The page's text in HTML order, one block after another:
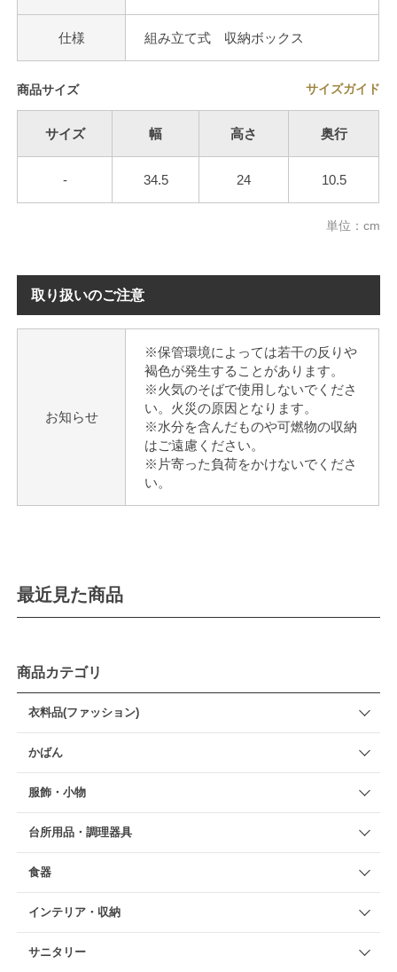
仕様 組み立て式 収納ボックス
商品サイズ サイズガイド
サイズ 幅 高さ 奥行
- 34.5 24 10.5
単位：cm
取り扱いのご注意
お知らせ
※保管環境によっては若干の反りや
褐色が発生することがあります。
※火気のそばで使用しないでくださ
い。火災の原因となります。
※水分を含んだものや可燃物の収納
はご遠慮ください。
※片寄った負荷をかけないでくださ
い。
最近見た商品
商品カテゴリ
衣料品(ファッション)
かばん
服飾・小物
台所用品・調理器具
食器
インテリア・収納
サニタリー